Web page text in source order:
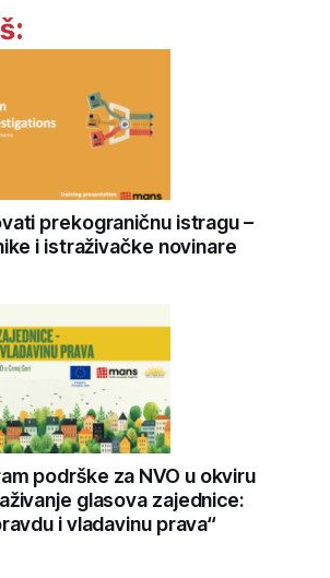
prekograničnu istragu –
i istraživačke novinare
podrške za NVO u okviru
glasova zajednice:
i vladavinu prava“